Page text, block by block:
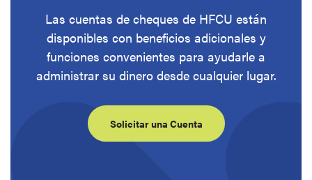
Las cuentas de cheques de HFCU están
disponibles con beneficios adicionales y
funciones convenientes para ayudarle a
administrar su dinero desde cualquier lugar.
Solicitar una Cuenta(Opens in a new